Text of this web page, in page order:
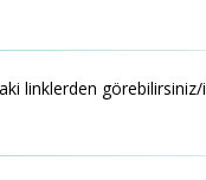
linklerden